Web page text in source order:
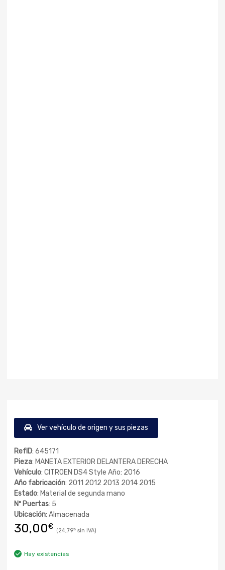
Ver vehículo de origen y sus piezas
RefID: 645171
Pieza: MANETA EXTERIOR DELANTERA DERECHA
Vehículo: CITROEN DS4 Style Año: 2016
Año fabricación: 2011 2012 2013 2014 2015
Estado: Material de segunda mano
Nº Puertas: 5
Ubicación: Almacenada
30,00€ 24,79€
Hay existencias